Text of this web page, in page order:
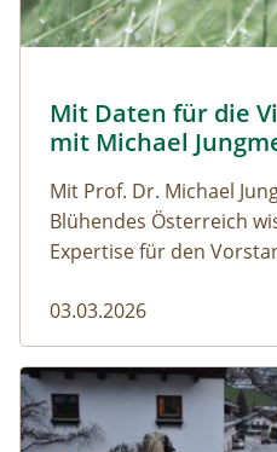
Naturmagazin: Mit
Mit Daten für die
mit Michael
Mit Prof. Dr. Michael
Blühendes Österreich
Expertise für den
03.03.2026
Der steile Weg in die